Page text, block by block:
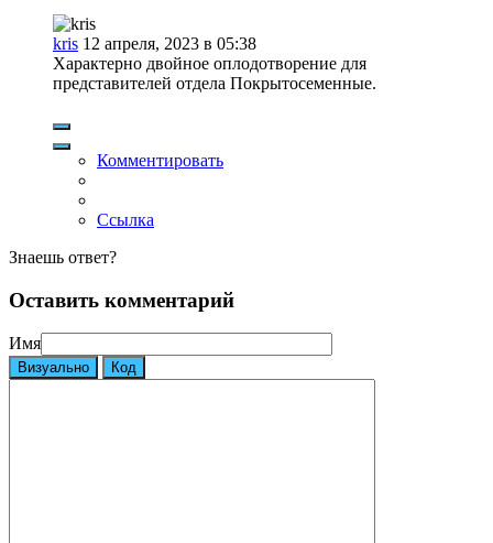
kris 12 апреля, 2023 в 05:38
Характерно двойное оплодотворение для
представителей отдела Покрытосеменные.
Комментировать
Ссылка
Знаешь ответ?
Оставить комментарий
Имя
Визуально Код